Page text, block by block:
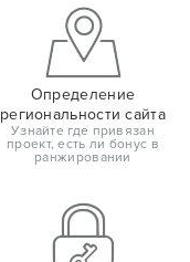
Определение
региональности сайта
Узнайте где привязан
проект, есть ли бонус в
ранжировании